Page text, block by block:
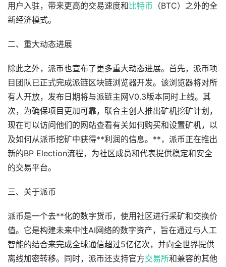
用户入驻，带来更高的交易速度和 比特币 （BTC）之外的全
新经济模式。
二、重大动态进展
除此之外，派币也宣布了更多重大动态进展。首先，派币项
目团队已正式完成派链区块链浏览器开发。该浏览器将对所
有人开放，发布日期将与派链主网V0.3版本同时上线。其
次，为确保项目更加可靠，联合主创人推出矿机挖矿计划，
现在可以访问他们的网站查看有关如何购买和设置矿机，以
及如何从派币挖矿中获得**利润的信息。**，派币正在推出
新的BP Election流程，为社区成员和代表提供稳定和安全
的交易平台。
三、关于派币
派币是一个去**化的数字货币，使用社区进行采矿和交换价
值。它是构建未来中性AI网络的数字资产，旨在通过与人工
智能的结合来完成全球通信超过5亿亿次，并向全世界提供
离线加密转移。同时，派币还支持官方交易所和兼容的其他